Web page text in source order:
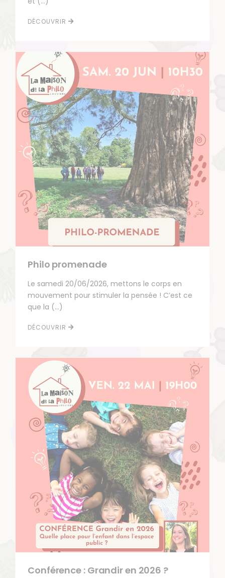
DÉCOUVRIR
Philo promenade
Le samedi 20/06/2026, mettons le corps en
mouvement pour stimuler la pensée ! C’est ce
que la (…)
DÉCOUVRIR
Conférence : Grandir en 2026 ?